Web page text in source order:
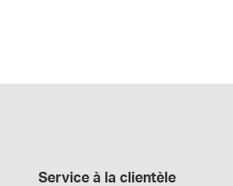
Service à la clientèle